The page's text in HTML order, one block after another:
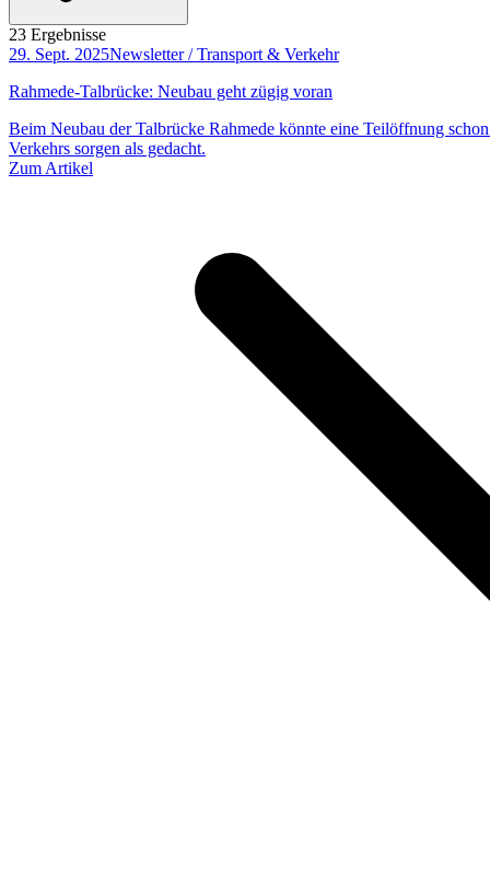
23 Ergebnisse
29. Sept. 2025Newsletter / Transport & Verkehr
Rahmede-Talbrücke: Neubau geht zügig voran
Beim Neubau der Talbrücke Rahmede könnte eine Teilöffnung
Verkehrs sorgen als gedacht.
Zum Artikel